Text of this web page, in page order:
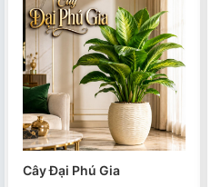
Cây Đại Phú Gia